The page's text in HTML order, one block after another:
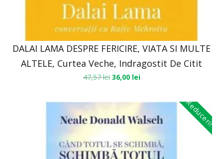
DALAI LAMA DESPRE FERICIRE, VIATA SI MULTE
ALTELE, Curtea Veche, Indragostit De Citit
47,57lei 36,00 lei
Reduceri!